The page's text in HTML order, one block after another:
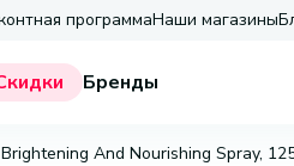
программаНаши магазины
Бренды
And Nourishing Spray,